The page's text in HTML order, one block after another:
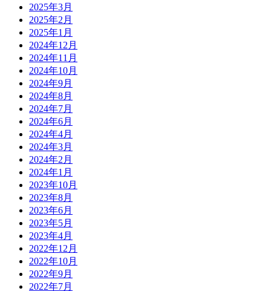
2025年3月
2025年2月
2025年1月
2024年12月
2024年11月
2024年10月
2024年9月
2024年8月
2024年7月
2024年6月
2024年4月
2024年3月
2024年2月
2024年1月
2023年10月
2023年8月
2023年6月
2023年5月
2023年4月
2022年12月
2022年10月
2022年9月
2022年7月